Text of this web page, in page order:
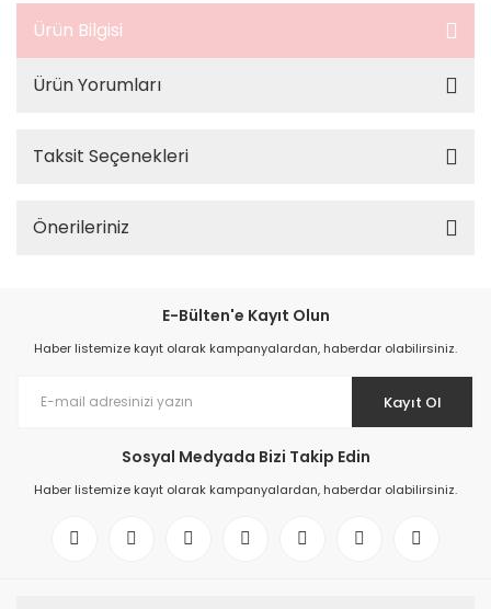
Ürün Bilgisi
Ürün Yorumları
Taksit Seçenekleri
Önerileriniz
E-Bülten'e Kayıt Olun
Haber listemize kayıt olarak kampanyalardan, haberdar olabilirsiniz.
Kayıt Ol
Sosyal Medyada Bizi Takip Edin
Haber listemize kayıt olarak kampanyalardan, haberdar olabilirsiniz.